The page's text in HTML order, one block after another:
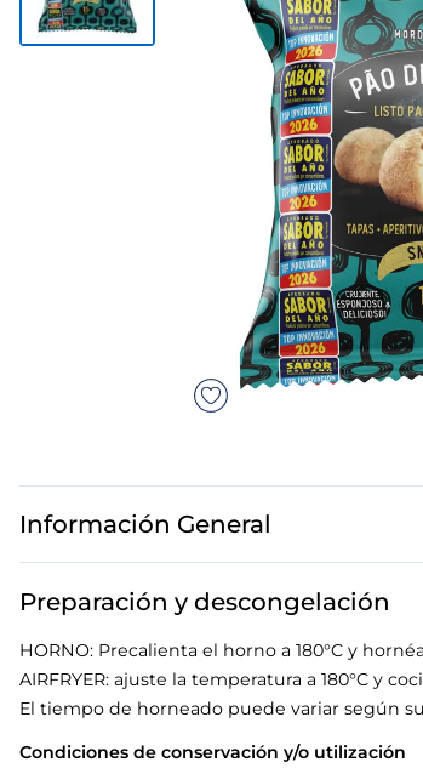
Información General
Preparación y descongelación
HORNO: Precalienta el horno a 180°C y
AIRFRYER: ajuste la temperatura a 180°C y
El tiempo de horneado puede variar según
Condiciones de conservación y/o utilización
4. gamba